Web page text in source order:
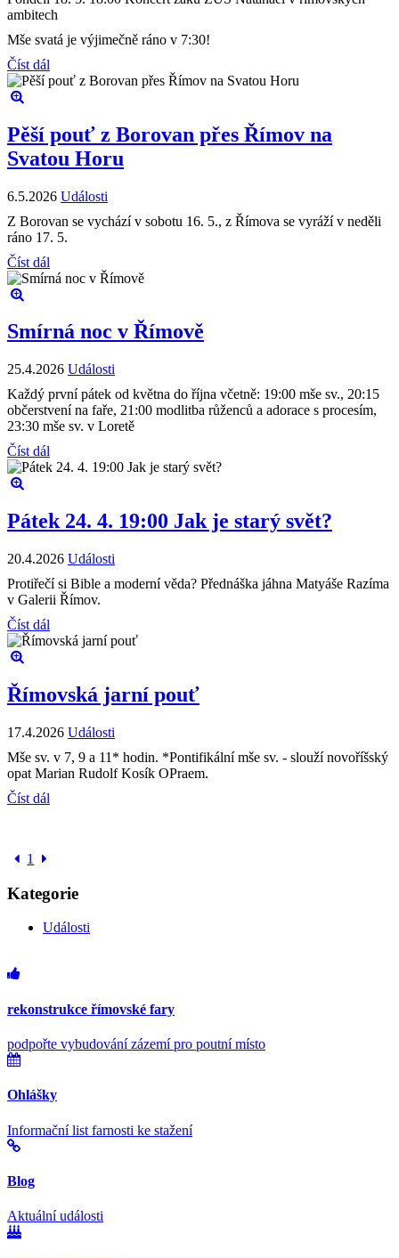
ambitech
Mše svatá je výjimečně ráno v 7:30!
Číst dál
Pěší pouť z Borovan přes Římov na
Svatou Horu
6.5.2026 Události
Z Borovan se vychází v sobotu 16. 5., z Římova se vyráží v neděli
ráno 17. 5.
Číst dál
Smírná noc v Římově
25.4.2026 Události
Každý první pátek od května do října včetně: 19:00 mše sv., 20:15
občerstvení na faře, 21:00 modlitba růženců a adorace s procesím,
23:30 mše sv. v Loretě
Číst dál
Pátek 24. 4. 19:00 Jak je starý svět?
20.4.2026 Události
Protiřečí si Bible a moderní věda? Přednáška jáhna Matyáše Razíma
v Galerii Římov.
Číst dál
Římovská jarní pouť
17.4.2026 Události
Mše sv. v 7, 9 a 11* hodin. *Pontifikální mše sv. - slouží novoříšský
opat Marian Rudolf Kosík OPraem.
Číst dál
1
Kategorie
Události
rekonstrukce římovské fary
podpořte vybudování zázemí pro poutní místo
Ohlášky
Informační list farnosti ke stažení
Blog
Aktuální události